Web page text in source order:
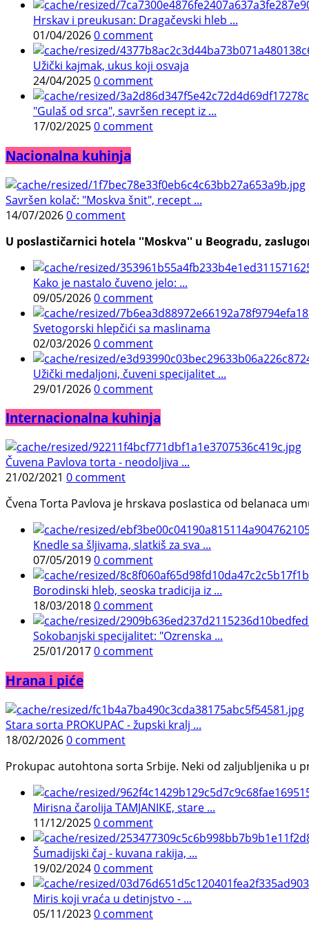
Hrskav i preukusan: Dragačevski hleb ...
01/04/20260 comment
Užički kajmak, ukus koji osvaja
24/04/20250 comment
"Gulaš od srca", savršen recept iz ...
17/02/20250 comment
Nacionalna kuhinja
Savršen kolač: "Moskva šnit", recept ...
14/07/20260 comment
U poslastičarnici hotela ''Moskva'' u Beogradu,
Kako je nastalo čuveno jelo: ...
09/05/20260 comment
Svetogorski hlepčići sa maslinama
02/03/20260 comment
Užički medaljoni, čuveni specijalitet ...
29/01/20260 comment
Internacionalna kuhinja
Čuvena Pavlova torta - neodoljiva ...
21/02/2021 0 comment
Čvena Torta Pavlova je hrskava poslastica od belanaca
Knedle sa šljivama, slatkiš za sva ...
07/05/20190 comment
Borodinski hleb, seoska tradicija iz ...
18/03/20180 comment
Sokobanjski specijalitet: "Ozrenska ...
25/01/20170 comment
Hrana i piće
Stara sorta PROKUPAC - župski kralj ...
18/02/20260 comment
Prokupac autohtona sorta Srbije. Neki od zaljubljenika u
Mirisna čarolija TAMJANIKE, stare ...
11/12/20250 comment
Šumadijski čaj - kuvana rakija, ...
19/02/20240 comment
Miris koji vraća u detinjstvo - ...
05/11/20230 comment